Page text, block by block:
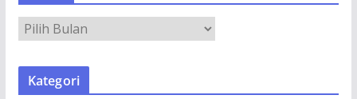
R
S
Kategori